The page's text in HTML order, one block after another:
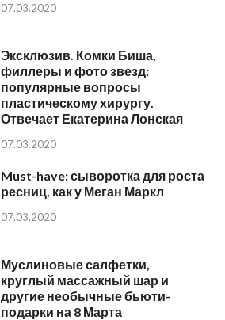
07.03.2020
Эксклюзив. Комки Биша,
филлеры и фото звезд:
популярные вопросы
пластическому хирургу.
Отвечает Екатерина Лонская
07.03.2020
Must-have: сыворотка для роста
ресниц, как у Меган Маркл
07.03.2020
Муслиновые салфетки,
круглый массажный шар и
другие необычные бьюти-
подарки на 8 Марта